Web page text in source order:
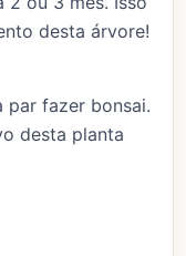
desta árvore!
par fazer bonsai.
desta planta